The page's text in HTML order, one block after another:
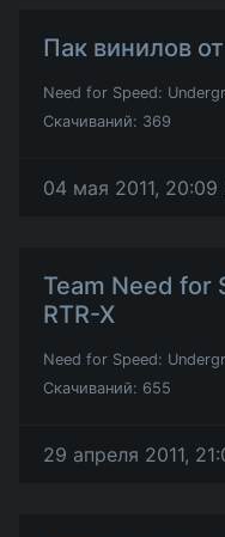
Пак винилов
Need for Speed:
Скачиваний: 369
04 мая 2011, 20:09
Team Need for
RTR-X
Need for Speed:
Скачиваний: 655
29 апреля 2011,